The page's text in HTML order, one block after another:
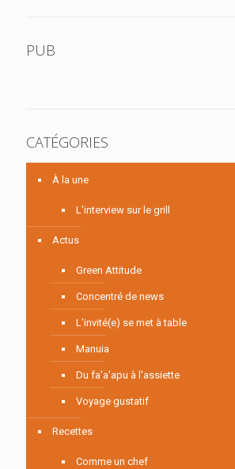
PUB
CATÉGORIES
À la une
L'interview sur le grill
Actus
Green Attitude
Concentré de news
L'invité(e) se met à table
Manuia
Du fa'a'apu à l'assiette
Voyage gustatif
Recettes
Comme un chef